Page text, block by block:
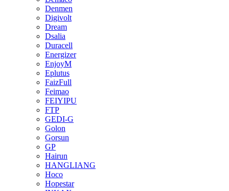
Denmen
Digivolt
Dream
Dsalia
Duracell
Energizer
EnjoyM
Eplutus
FaizFull
Feimao
FEIYIPU
FTP
GEDI-G
Golon
Gorsun
GP
Hairun
HANGLIANG
Hoco
Hopestar